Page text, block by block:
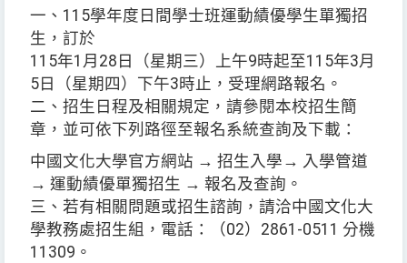
一、115學年度日間學士班運動績優學生單獨招
生，訂於
115年1月28日（星期三）上午9時起至115年3月
5日（星期四）下午3時止，受理網路報名。
二、招生日程及相關規定，請參閱本校招生簡
章，並可依下列路徑至報名系統查詢及下載：
中國文化大學官方網站 → 招生入學→ 入學管道
→ 運動績優單獨招生 → 報名及查詢。
三、若有相關問題或招生諮詢，請洽中國文化大
學教務處招生組，電話：（02）2861-0511 分機
11309。